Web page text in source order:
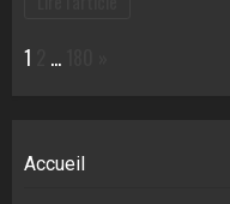
Page:
1 …
Accueil